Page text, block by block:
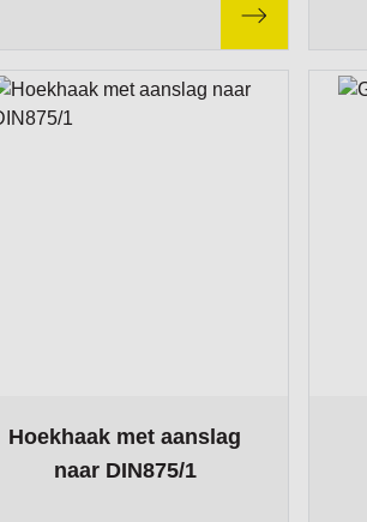
Hoekhaak met aanslag
naar DIN875/1